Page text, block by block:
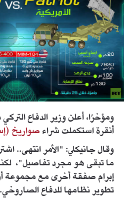
ومؤخرًا، أعلن وزير الدفاع
أنقرة استكملت شراءصواريخ (إس-400)
ما تبقى هو مجرد تفاصيل"،
إبرام صفقة أخرى مع مجموعة
تطوير نظامها للدفاع الصاروخي.